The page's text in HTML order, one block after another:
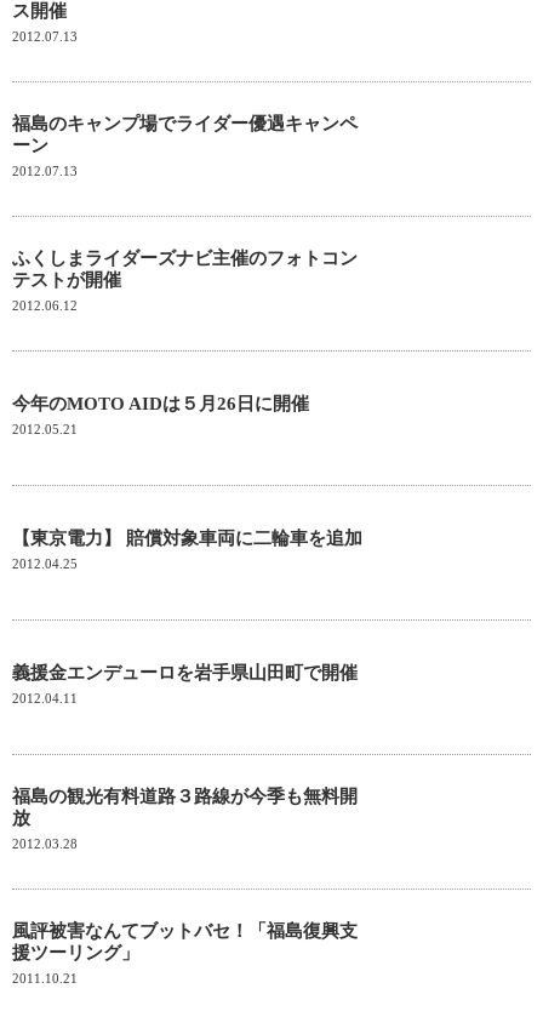
ス開催
2012.07.13
福島のキャンプ場でライダー優遇キャンペ
ーン
2012.07.13
ふくしまライダーズナビ主催のフォトコン
テストが開催
2012.06.12
今年のMOTO AIDは５月26日に開催
2012.05.21
【東京電力】 賠償対象車両に二輪車を追加
2012.04.25
義援金エンデューロを岩手県山田町で開催
2012.04.11
福島の観光有料道路３路線が今季も無料開
放
2012.03.28
風評被害なんてブットバセ！「福島復興支
援ツーリング」
2011.10.21